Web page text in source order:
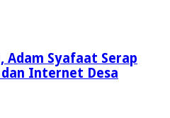
Adam Syafaat Serap
Internet Desa